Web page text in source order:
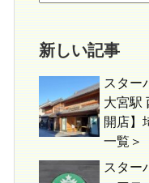
新しい記事
スター
大宮駅
開店】
一覧＞
スター